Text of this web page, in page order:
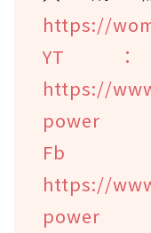
https://
YT
https://
power
https://
power